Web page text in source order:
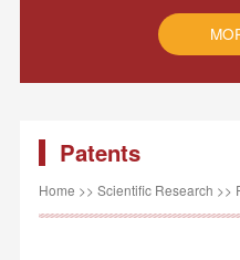
Patents
Home >> Scientific Research >>